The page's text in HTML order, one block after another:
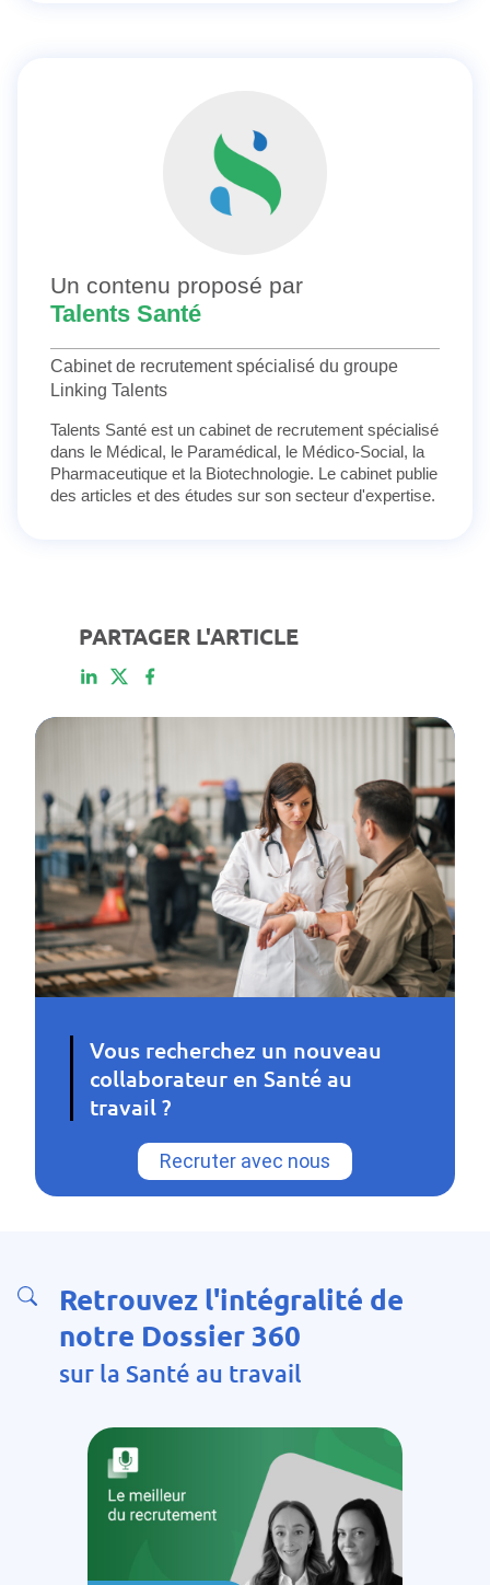
Un contenu proposé par
Talents Santé
Cabinet de recrutement spécialisé du groupe
Linking Talents
Talents Santé est un cabinet de recrutement spécialisé
dans le Médical, le Paramédical, le Médico-Social, la
Pharmaceutique et la Biotechnologie. Le cabinet publie
des articles et des études sur son secteur d'expertise.
PARTAGER L'ARTICLE
Vous recherchez un nouveau
collaborateur en Santé au
travail ?
Recruter avec nous
Retrouvez l'intégralité de
notre Dossier 360
sur la Santé au travail